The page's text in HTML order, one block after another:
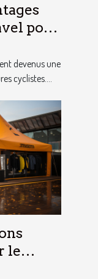
pour
devenus une
cyclistes....
le